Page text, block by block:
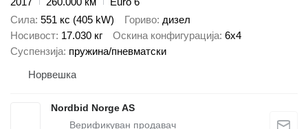
Сила 551 кс (405 kW) Гориво дизел
Носивост 17.030 кг Оскина конфигурација 6x4
Суспензија пружина/пневматски
Норвешка
Nordbid Norge AS